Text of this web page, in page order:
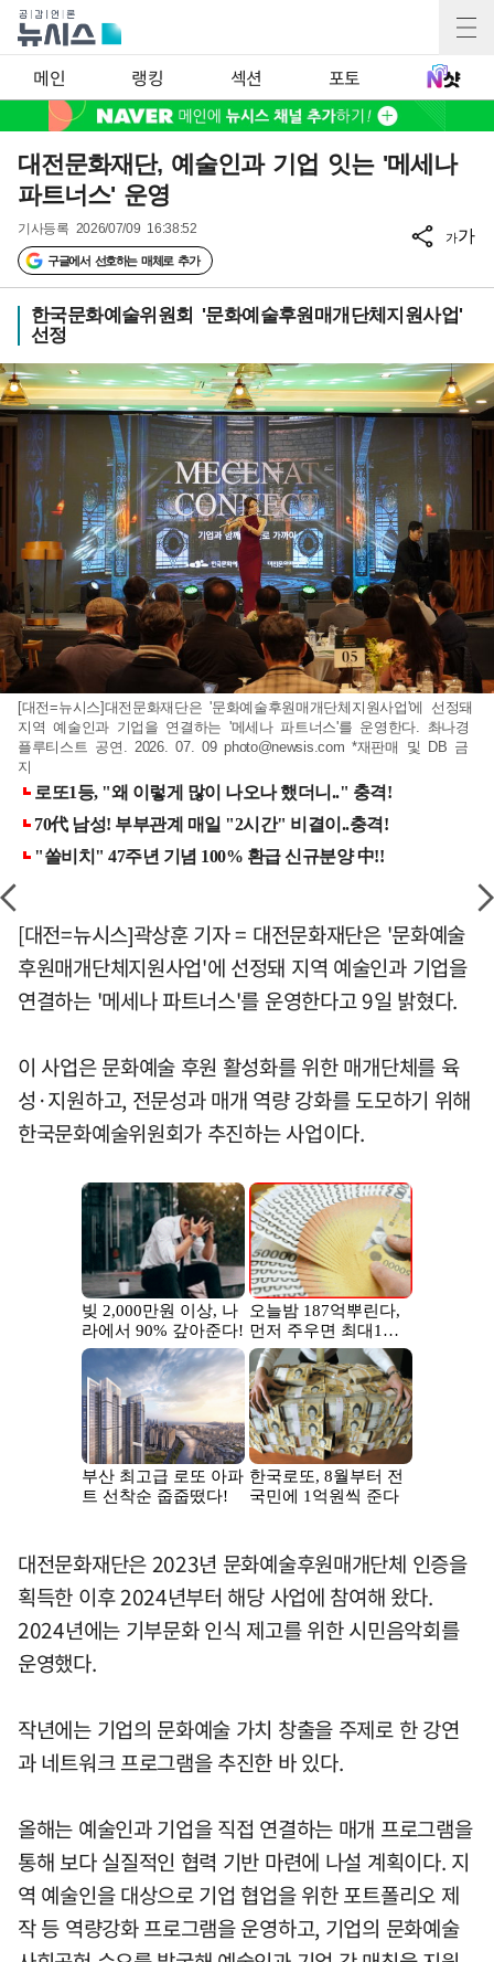
메인 랭킹 섹션 포토
대전문화재단, 예술인과 기업 잇는 '메세나
파트너스' 운영
기사등록 2026/07/09 16:38:52
구글에서 선호하는 매체로 추가
가가
한국문화예술위원회 '문화예술후원매개단체지원사업'
선정
[대전=뉴시스]대전문화재단은 '문화예술후원매개단체지원사업'에 선정돼
지역 예술인과 기업을 연결하는 '메세나 파트너스'를 운영한다. 촤나경
플루티스트 공연. 2026. 07. 09photo@newsis.com *재판매 및 DB 금
지
[대전=뉴시스]곽상훈 기자 = 대전문화재단은 '문화예술
후원매개단체지원사업'에 선정돼 지역 예술인과 기업을
연결하는 '메세나 파트너스'를 운영한다고 9일 밝혔다.
이 사업은 문화예술 후원 활성화를 위한 매개단체를 육
성·지원하고, 전문성과 매개 역량 강화를 도모하기 위해
한국문화예술위원회가 추진하는 사업이다.
대전문화재단은 2023년 문화예술후원매개단체 인증을
획득한 이후 2024년부터 해당 사업에 참여해 왔다.
2024년에는 기부문화 인식 제고를 위한 시민음악회를
운영했다.
작년에는 기업의 문화예술 가치 창출을 주제로 한 강연
과 네트워크 프로그램을 추진한 바 있다.
올해는 예술인과 기업을 직접 연결하는 매개 프로그램을
통해 보다 실질적인 협력 기반 마련에 나설 계획이다. 지
역 예술인을 대상으로 기업 협업을 위한 포트폴리오 제
작 등 역량강화 프로그램을 운영하고, 기업의 문화예술